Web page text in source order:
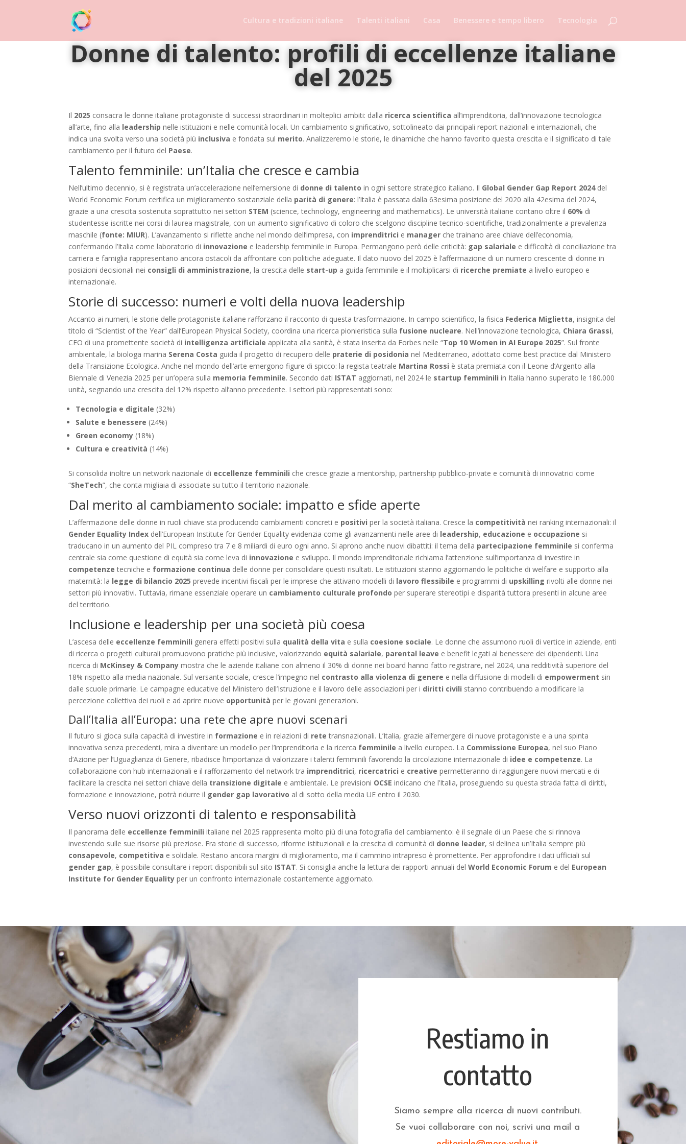
Cultura e tradizioni italiane Talenti italiani Casa Benessere e tempo libero Tecnologia
Donne di talento: profili di eccellenze italiane
del 2025
Il 2025 consacra le donne italiane protagoniste di successi straordinari in molteplici ambiti: dalla ricerca scientifica all’imprenditoria, dall’innovazione tecnologica
all’arte, fino alla leadership nelle istituzioni e nelle comunità locali. Un cambiamento significativo, sottolineato dai principali report nazionali e internazionali, che
indica una svolta verso una società più inclusiva e fondata sul merito. Analizzeremo le storie, le dinamiche che hanno favorito questa crescita e il significato di tale
cambiamento per il futuro del Paese.
Talento femminile: un’Italia che cresce e cambia
Nell’ultimo decennio, si è registrata un’accelerazione nell’emersione di donne di talento in ogni settore strategico italiano. Il Global Gender Gap Report 2024del
World Economic Forum certifica un miglioramento sostanziale della parità di genere: l’Italia è passata dalla 63esima posizione del 2020 alla 42esima del 2024,
grazie a una crescita sostenuta soprattutto nei settori STEM (science, technology, engineering and mathematics). Le università italiane contano oltre il 60% di
studentesse iscritte nei corsi di laurea magistrale, con un aumento significativo di coloro che scelgono discipline tecnico-scientifiche, tradizionalmente a prevalenza
maschile (fonte: MIUR). L’avanzamento si riflette anche nel mondo dell’impresa, con imprenditrici e manager che trainano aree chiave dell’economia,
confermando l’Italia come laboratorio di innovazione e leadership femminile in Europa. Permangono però delle criticità: gap salariale e difficoltà di conciliazione tra
carriera e famiglia rappresentano ancora ostacoli da affrontare con politiche adeguate. Il dato nuovo del 2025 è l’affermazione di un numero crescente di donne in
posizioni decisionali nei consigli di amministrazione, la crescita delle start-up a guida femminile e il moltiplicarsi di ricerche premiate a livello europeo e
internazionale.
Storie di successo: numeri e volti della nuova leadership
Accanto ai numeri, le storie delle protagoniste italiane rafforzano il racconto di questa trasformazione. In campo scientifico, la fisica Federica Miglietta, insignita del
titolo di “Scientist of the Year” dall’European Physical Society, coordina una ricerca pionieristica sulla fusione nucleare. Nell’innovazione tecnologica, Chiara Grassi,
CEO di una promettente società di intelligenza artificiale applicata alla sanità, è stata inserita da Forbes nelle “Top 10 Women in AI Europe 2025”. Sul fronte
ambientale, la biologa marina Serena Costa guida il progetto di recupero delle praterie di posidonia nel Mediterraneo, adottato come best practice dal Ministero
della Transizione Ecologica. Anche nel mondo dell’arte emergono figure di spicco: la regista teatrale Martina Rossi è stata premiata con il Leone d’Argento alla
Biennale di Venezia 2025 per un’opera sulla memoria femminile. Secondo dati ISTAT aggiornati, nel 2024 le startup femminili in Italia hanno superato le 180.000
unità, segnando una crescita del 12% rispetto all’anno precedente. I settori più rappresentati sono:
Tecnologia e digitale (32%)
Salute e benessere (24%)
Green economy (18%)
Cultura e creatività (14%)
Si consolida inoltre un network nazionale di eccellenze femminili che cresce grazie a mentorship, partnership pubblico-private e comunità di innovatrici come
“SheTech”, che conta migliaia di associate su tutto il territorio nazionale.
Dal merito al cambiamento sociale: impatto e sfide aperte
L’affermazione delle donne in ruoli chiave sta producendo cambiamenti concreti e positivi per la società italiana. Cresce la competitività nei ranking internazionali: il
Gender Equality Index dell’European Institute for Gender Equality evidenzia come gli avanzamenti nelle aree di leadership, educazione e occupazione si
traducano in un aumento del PIL compreso tra 7 e 8 miliardi di euro ogni anno. Si aprono anche nuovi dibattiti: il tema della partecipazione femminile si conferma
centrale sia come questione di equità sia come leva di innovazione e sviluppo. Il mondo imprenditoriale richiama l’attenzione sull’importanza di investire in
competenze tecniche e formazione continua delle donne per consolidare questi risultati. Le istituzioni stanno aggiornando le politiche di welfare e supporto alla
maternità: la legge di bilancio 2025 prevede incentivi fiscali per le imprese che attivano modelli di lavoro flessibile e programmi di upskilling rivolti alle donne nei
settori più innovativi. Tuttavia, rimane essenziale operare un cambiamento culturale profondo per superare stereotipi e disparità tuttora presenti in alcune aree
del territorio.
Inclusione e leadership per una società più coesa
L’ascesa delle eccellenze femminili genera effetti positivi sulla qualità della vita e sulla coesione sociale. Le donne che assumono ruoli di vertice in aziende, enti
di ricerca o progetti culturali promuovono pratiche più inclusive, valorizzando equità salariale, parental leave e benefit legati al benessere dei dipendenti. Una
ricerca di McKinsey & Company mostra che le aziende italiane con almeno il 30% di donne nei board hanno fatto registrare, nel 2024, una redditività superiore del
18% rispetto alla media nazionale. Sul versante sociale, cresce l’impegno nel contrasto alla violenza di genere e nella diffusione di modelli di empowerment sin
dalle scuole primarie. Le campagne educative del Ministero dell’Istruzione e il lavoro delle associazioni per i diritti civili stanno contribuendo a modificare la
percezione collettiva dei ruoli e ad aprire nuove opportunità per le giovani generazioni.
Dall’Italia all’Europa: una rete che apre nuovi scenari
Il futuro si gioca sulla capacità di investire in formazione e in relazioni di rete transnazionali. L’Italia, grazie all’emergere di nuove protagoniste e a una spinta
innovativa senza precedenti, mira a diventare un modello per l’imprenditoria e la ricerca femminile a livello europeo. La Commissione Europea, nel suo Piano
d’Azione per l’Uguaglianza di Genere, ribadisce l’importanza di valorizzare i talenti femminili favorendo la circolazione internazionale di idee e competenze. La
collaborazione con hub internazionali e il rafforzamento del network tra imprenditrici, ricercatrici e creative permetteranno di raggiungere nuovi mercati e di
facilitare la crescita nei settori chiave della transizione digitale e ambientale. Le previsioni OCSE indicano che l’Italia, proseguendo su questa strada fatta di diritti,
formazione e innovazione, potrà ridurre il gender gap lavorativo al di sotto della media UE entro il 2030.
Verso nuovi orizzonti di talento e responsabilità
Il panorama delle eccellenze femminili italiane nel 2025 rappresenta molto più di una fotografia del cambiamento: è il segnale di un Paese che si rinnova
investendo sulle sue risorse più preziose. Fra storie di successo, riforme istituzionali e la crescita di comunità di donne leader, si delinea un’Italia sempre più
consapevole, competitiva e solidale. Restano ancora margini di miglioramento, ma il cammino intrapreso è promettente. Per approfondire i dati ufficiali sul
gender gap, è possibile consultare i report disponibili sul sito ISTAT. Si consiglia anche la lettura dei rapporti annuali delWorld Economic Forum e del European
Institute for Gender Equality per un confronto internazionale costantemente aggiornato.
Restiamo in
contatto
Siamo sempre alla ricerca di nuovi contributi.
Se vuoi collaborare con noi, scrivi una mail a